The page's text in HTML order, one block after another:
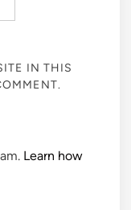
IN THIS
Learn how